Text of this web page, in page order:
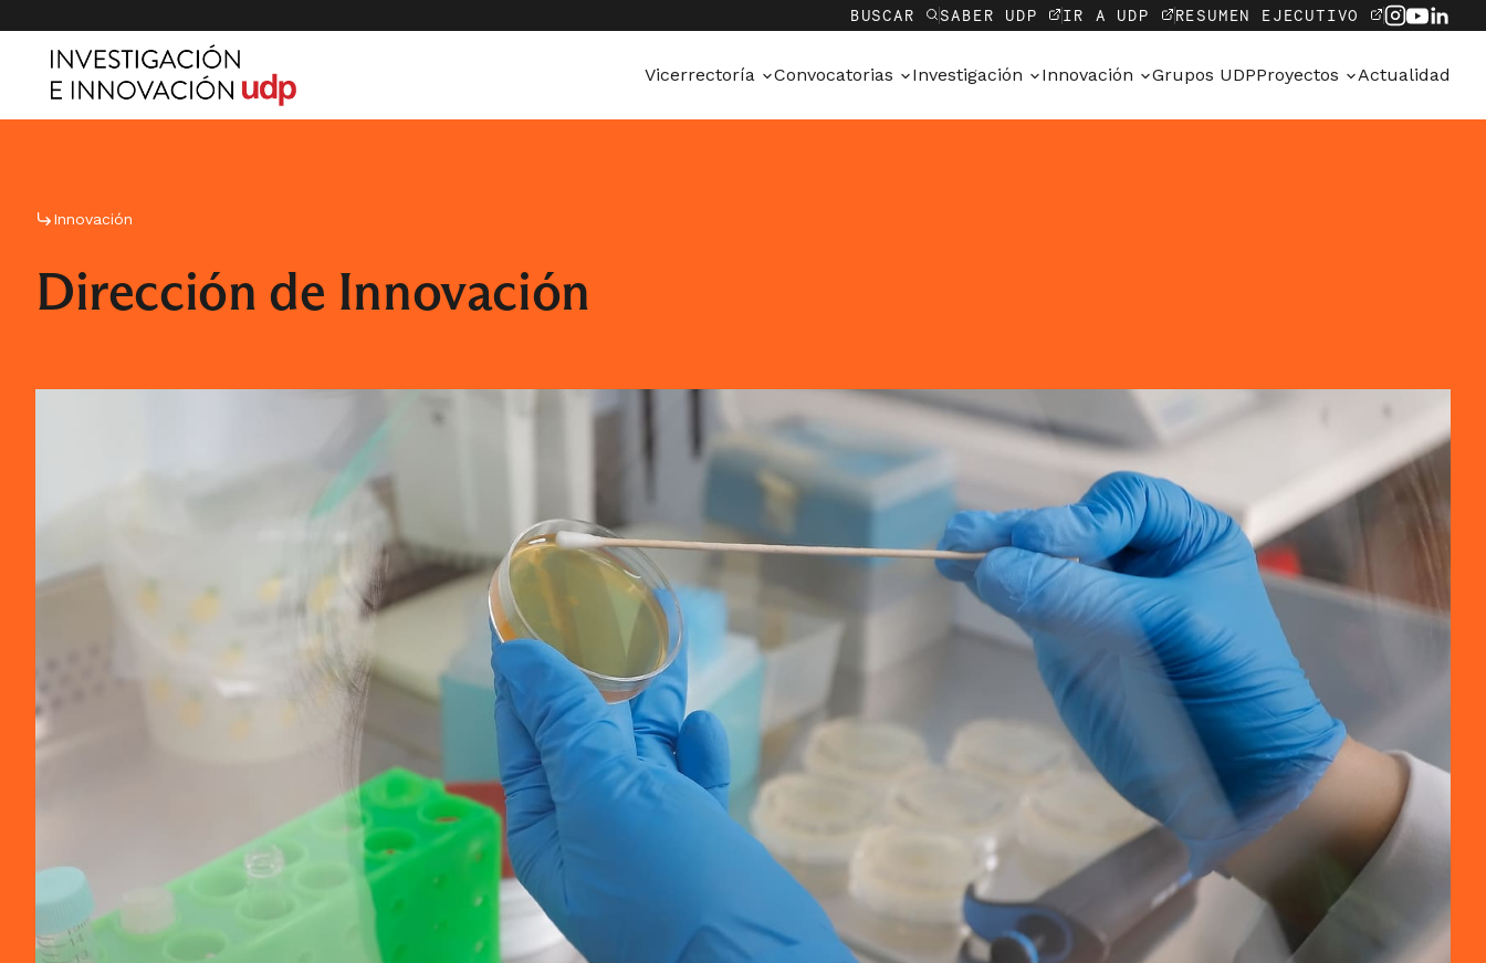
BUSCAR SABER UDP IR A UDP RESUMEN EJECUTIVO
Vicerrectoría Convocatorias Investigación Innovación Grupos UDPProyectos Actualidad
Innovación
Dirección de Innovación